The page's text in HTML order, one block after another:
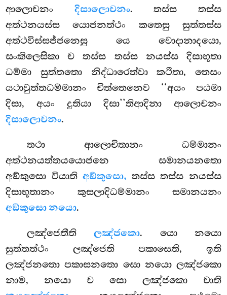
ආලොචනං දිසාලොචනං. තස්ස තස්ස
අත්ථනයස්ස යොජනත්ථං කතෙසු සුත්තස්ස
අත්ථවිස්සජ්ජනෙසු යෙ වොදානාදයො,
සංකිලෙසිකා ච තස්ස තස්ස නයස්ස දිසාභූතා
ධම්මා සුත්තතො නිද්ධාරෙත්වා කථිතා, තෙසං
යථාවුත්තධම්මානං චිත්තෙනෙව ‘‘අයං පඨමා
දිසා, අයං දුතියා දිසා’’තිආදිනා ආලොචනං
දිසාලොචනං.
තථා ආලොචිතානං ධම්මානං
අත්ථනයත්තයයොජනෙ සමානයනතො
අඞ්කුසො වියාති අඞ්කුසො, තස්ස තස්ස නයස්ස
දිසාභූතානං කුසලාදිධම්මානං සමානයනං
අඞ්කුසො නයො.
ලඤ්ජෙතීතිලඤ්ජකො. යො නයො
සුත්තත්ථං ලඤ්ජෙති පකාසෙති, ඉති
ලඤ්ජනතො පකාසනතො සො නයො ලඤ්ජකො
නාම, නයො ච සො ලඤ්ජකො චාති